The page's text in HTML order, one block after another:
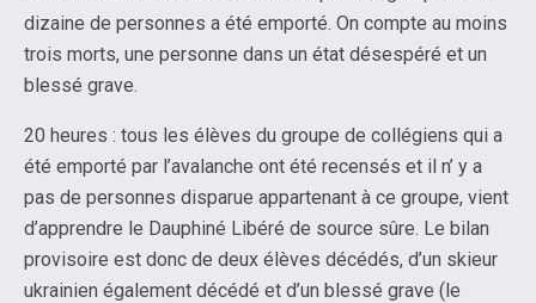
dizaine de personnes a été emporté. On compte au moins
trois morts, une personne dans un état désespéré et un
blessé grave.
20 heures : tous les élèves du groupe de collégiens qui a
été emporté par l’avalanche ont été recensés et il n’ y a
pas de personnes disparue appartenant à ce groupe, vient
d’apprendre le Dauphiné Libéré de source sûre. Le bilan
provisoire est donc de deux élèves décédés, d’un skieur
ukrainien également décédé et d’un blessé grave (le